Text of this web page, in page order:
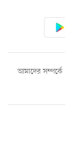
আমাদের সম্পর্কে